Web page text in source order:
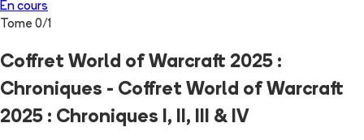
En cours
Tome 0/1
Coffret World of Warcraft 2025 :
Chroniques - Coffret World of Warcraft
2025 : Chroniques I, II, III & IV